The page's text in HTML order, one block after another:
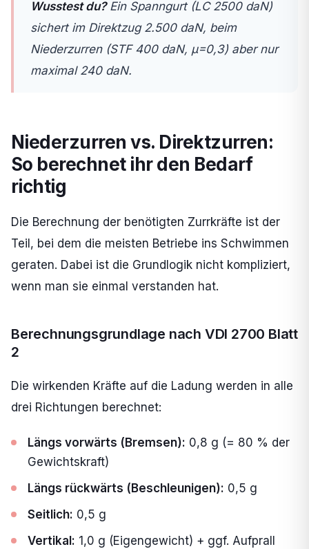
Wusstest du?Ein Spanngurt (LC 2500 daN)
sichert im Direktzug 2.500 daN, beim
Niederzurren (STF 400 daN, µ=0,3) aber nur
maximal 240 daN.
Niederzurren vs. Direktzurren:
So berechnet ihr den Bedarf
richtig
Die Berechnung der benötigten Zurrkräfte ist der
Teil, bei dem die meisten Betriebe ins Schwimmen
geraten. Dabei ist die Grundlogik nicht kompliziert,
wenn man sie einmal verstanden hat.
Berechnungsgrundlage nach VDI 2700 Blatt
2
Die wirkenden Kräfte auf die Ladung werden in alle
drei Richtungen berechnet:
Längs vorwärts (Bremsen): 0,8 g (= 80 % der
Gewichtskraft)
Längs rückwärts (Beschleunigen): 0,5 g
Seitlich: 0,5 g
Vertikal: 1,0 g (Eigengewicht) + ggf. Aufprall